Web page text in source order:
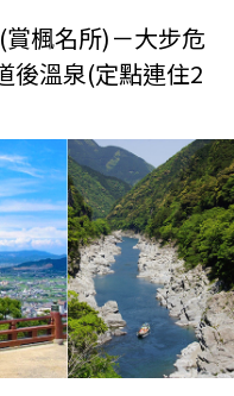
楓名所)－大步危
後溫泉(定點連住2